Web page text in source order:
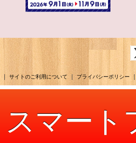
サイトのご利用について プライバシーポリシー
スマート